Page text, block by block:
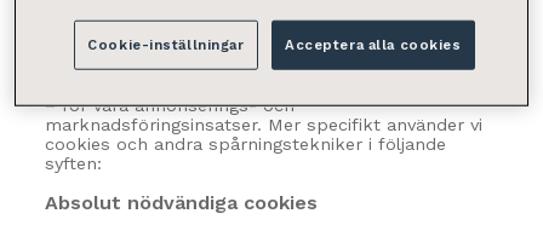
cookies ställs in av oss och kallas
förstapartscookies. Vi använder även
tredjepartscookies – som är cookies från en annan
– för våra annonserings- och
marknadsföringsinsatser. Mer specifikt använder vi
cookies och andra spårningstekniker i följande
syften:
Absolut nödvändiga cookies
Cookie-inställningar Acceptera alla cookies